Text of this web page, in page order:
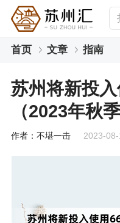
首页 文章 指南
苏州将新投
（2023年秋
作者：不堪一击 2023-